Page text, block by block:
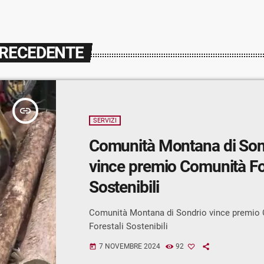
insert_link
SERVIZI
Comunità Montana di
vince premio Comunità
Sostenibili
Comunità Montana di Sondrio vince premio
Forestali Sostenibili
today 7 NOVEMBRE 2024 92